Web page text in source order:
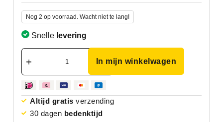
Nog 2 op voorraad. Wacht niet te lang!
Snelle levering
In mijn winkelwagen
Altijd gratis verzending
30 dagen bedenktijd